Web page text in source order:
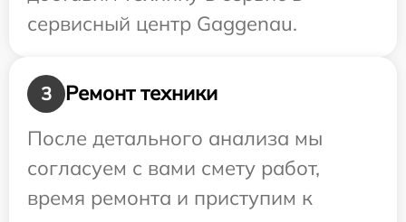
сервисный центр Gaggenau.
3
Ремонт техники
После детального анализа мы
согласуем с вами смету работ,
время ремонта и приступим к